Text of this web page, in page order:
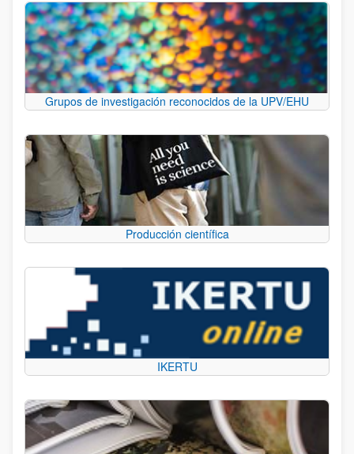
Grupos de investigación reconocidos de la UPV/EHU
Producción científica
IKERTU